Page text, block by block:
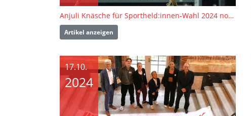
Anjuli Knäsche für Sportheld:innen-Wahl 2024 nominiert
Artikel anzeigen
17.10.
2024